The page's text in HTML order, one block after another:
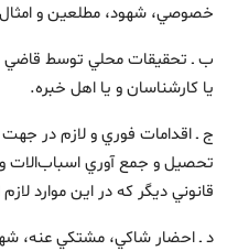
خصوصي، شهود، مطلعين و امثال
ب ـ تحقيقات محلي توسط قاضي
يا کارشناسان و يا اهل خبره.
ج ـ اقدامات فوري و لازم در جهت
تحصيل و جمع آوري اسباب‌الات و
قانوني ديگر که در اين موارد
د ـ احضار شاکي، مشتکي عنه،